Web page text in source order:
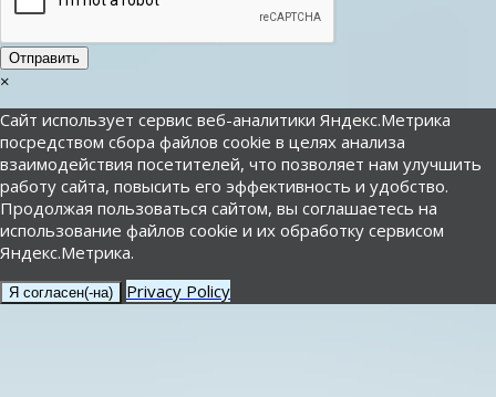
Отправить
×
Сайт использует сервис веб-аналитики Яндекс.Метрика
посредством сбора файлов cookie в целях анализа
взаимодействия посетителей, что позволяет нам улучшить
работу сайта, повысить его эффективность и удобство.
Продолжая пользоваться сайтом, вы соглашаетесь на
использование файлов cookie и их обработку сервисом
Яндекс.Метрика.
Я согласен(-на) Privacy Policy